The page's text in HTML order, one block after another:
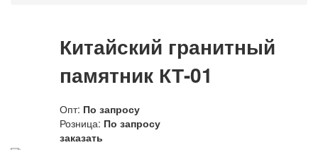
Китайский гранитный
памятник КТ-01
Опт: По запросу
Розница: По запросу
заказать